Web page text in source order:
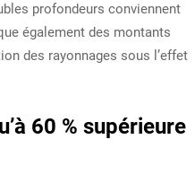
profondeurs conviennent
également des montants
des rayonnages sous l’effet
60 % supérieure